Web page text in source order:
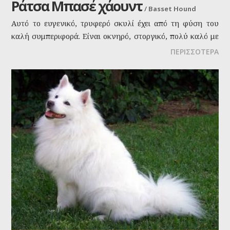
Ράτσα Μπασέ χάουντ /Basset Hound
Αυτό το ευγενικό, τρυφερό σκυλί έχει από τη φύση του
καλή συμπεριφορά. Είναι οκνηρό, στοργικό, πολύ καλό με
τα παιδιά και με τα ζώα. Είναι ειρηνικό και αφοσιωμένο.
εκπαιδεύεται. Είναι ένα άριστο οικογενειακό κατοικίδιο.
ΠΕΡΙΣΣΟΤΕΡΑ